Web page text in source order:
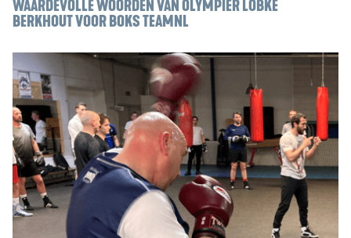
WAARDEVOLLE WOORDEN VAN OLYMPIËR LOBKE
BERKHOUT VOOR BOKS TEAMNL